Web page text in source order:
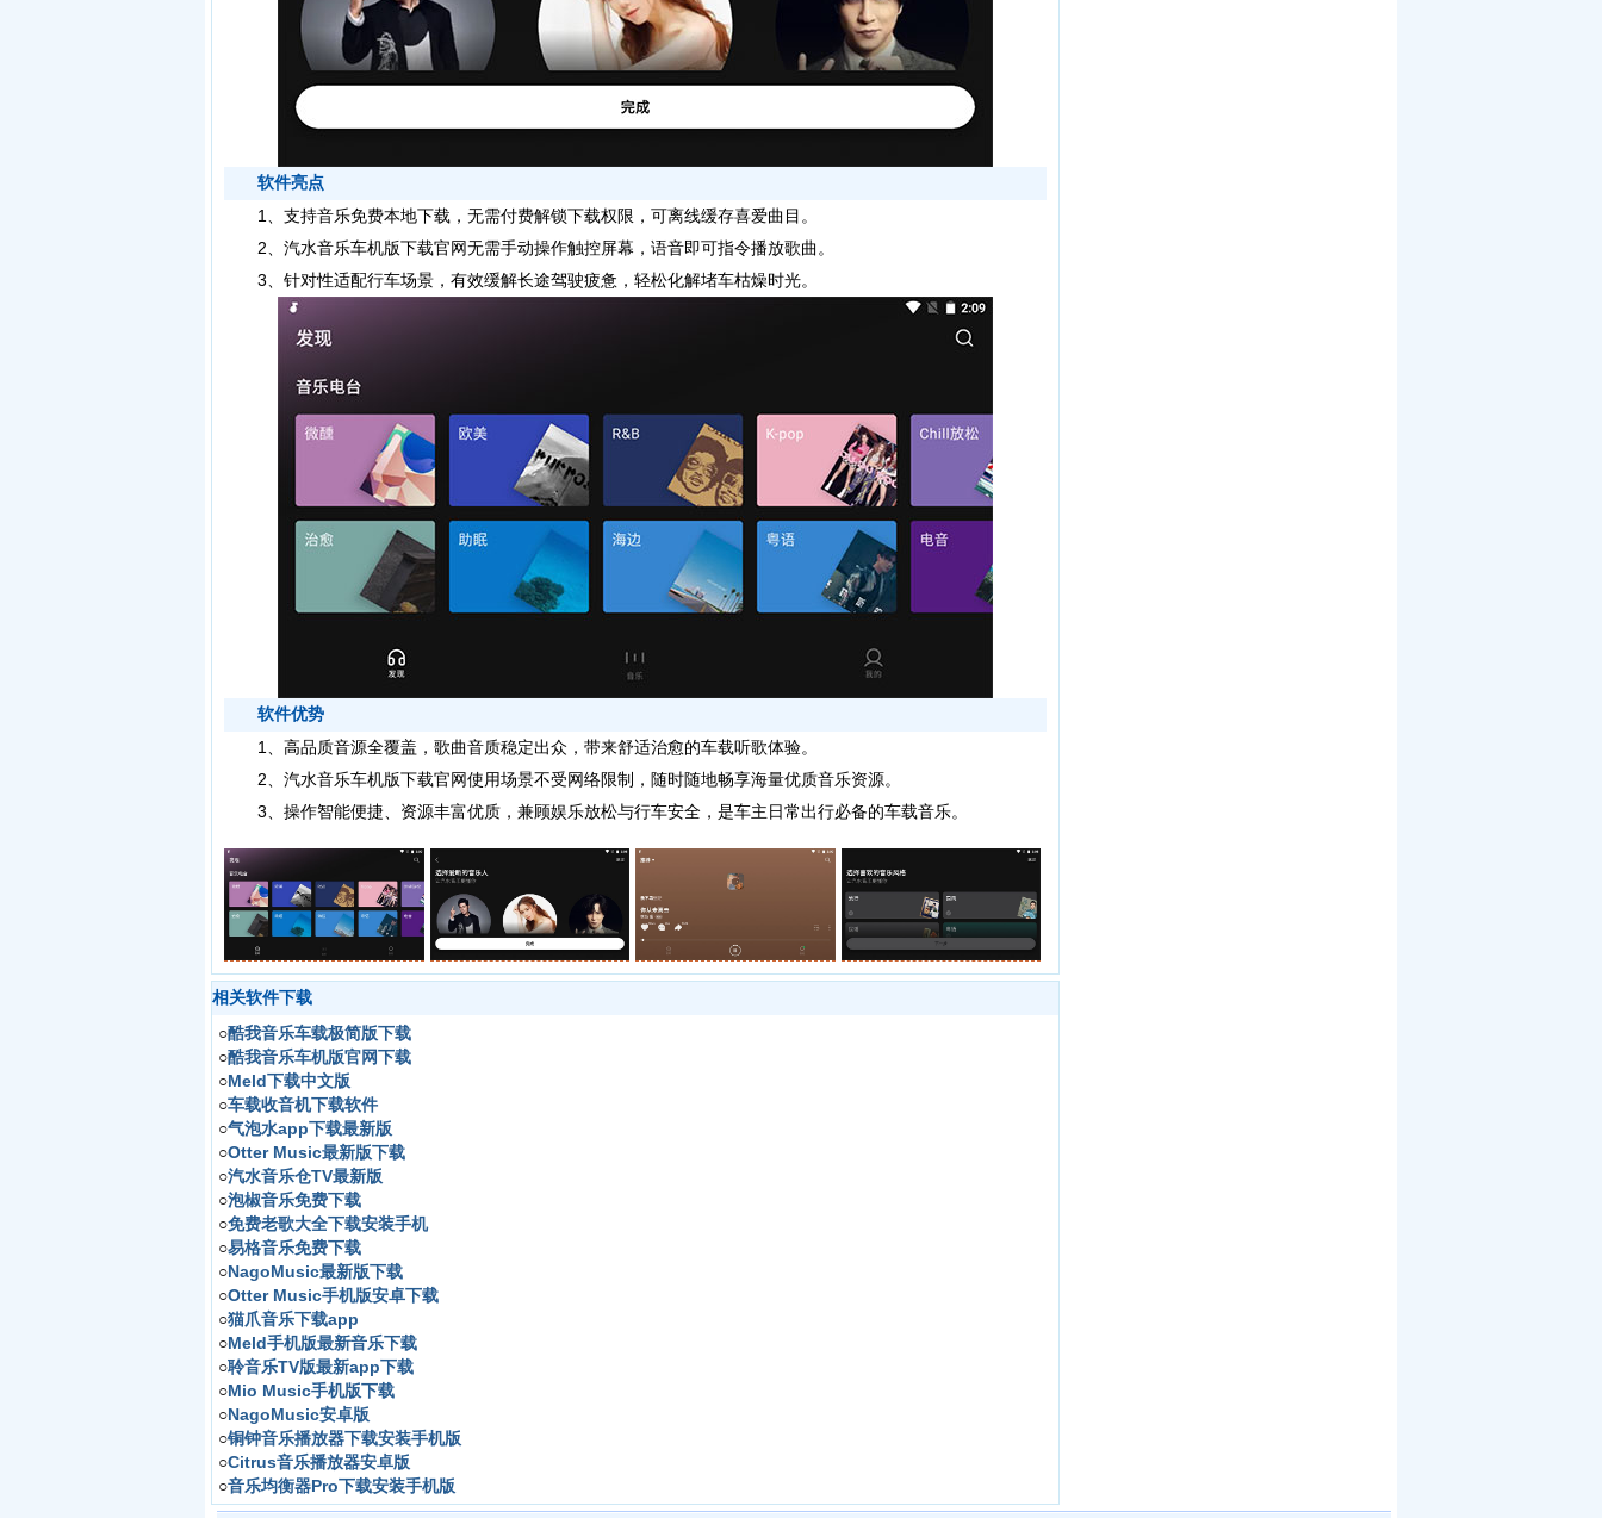
软件亮点
1、支持音乐免费本地下载，无需付费解锁下载权限，可离线缓存喜爱曲目。
2、汽水音乐车机版下载官网无需手动操作触控屏幕，语音即可指令播放歌曲。
3、针对性适配行车场景，有效缓解长途驾驶疲惫，轻松化解堵车枯燥时光。
软件优势
1、高品质音源全覆盖，歌曲音质稳定出众，带来舒适治愈的车载听歌体验。
2、汽水音乐车机版下载官网使用场景不受网络限制，随时随地畅享海量优质音乐资源。
3、操作智能便捷、资源丰富优质，兼顾娱乐放松与行车安全，是车主日常出行必备的车载音乐。
相关软件下载
○酷我音乐车载极简版下载
○酷我音乐车机版官网下载
○Meld下载中文版
○车载收音机下载软件
○气泡水app下载最新版
○Otter Music最新版下载
○汽水音乐仓TV最新版
○泡椒音乐免费下载
○免费老歌大全下载安装手机
○易格音乐免费下载
○NagoMusic最新版下载
○Otter Music手机版安卓下载
○猫爪音乐下载app
○Meld手机版最新音乐下载
○聆音乐TV版最新app下载
○Mio Music手机版下载
○NagoMusic安卓版
○铜钟音乐播放器下载安装手机版
○Citrus音乐播放器安卓版
○音乐均衡器Pro下载安装手机版